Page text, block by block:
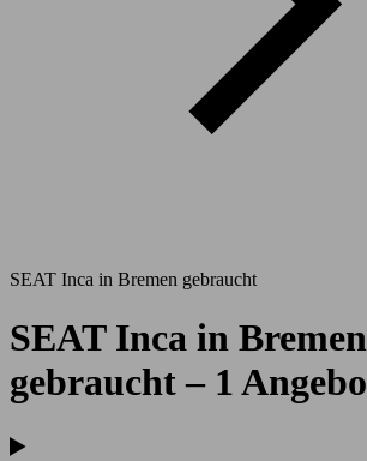
SEAT Inca in Bremen gebraucht
SEAT Inca in Bremen
gebraucht – 1